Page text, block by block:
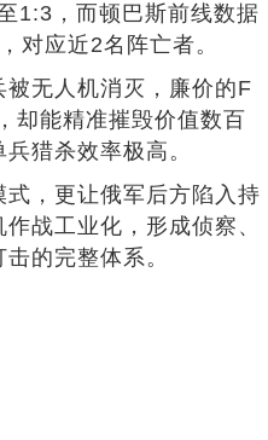
1:3，而顿巴斯前线数据
对应近2名阵亡者。
无人机消灭，廉价的F
却能精准摧毁价值数百
猎杀效率极高。
，更让俄军后方陷入持
战工业化，形成侦察、
的完整体系。